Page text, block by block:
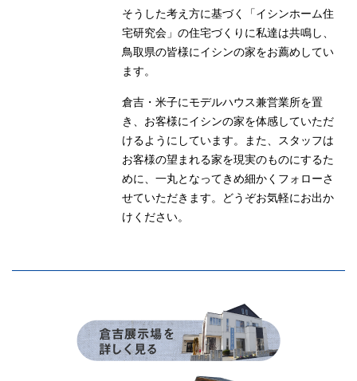
そうした考え方に基づく「イシンホーム住
宅研究会」の住宅づくりに私達は共鳴し、
鳥取県の皆様にイシンの家をお薦めしてい
ます。
倉吉・米子にモデルハウス兼営業所を置
き、お客様にイシンの家を体感していただ
けるようにしています。また、スタッフは
お客様の望まれる家を現実のものにするた
めに、一丸となってきめ細かくフォローさ
せていただきます。どうぞお気軽にお出か
けください。